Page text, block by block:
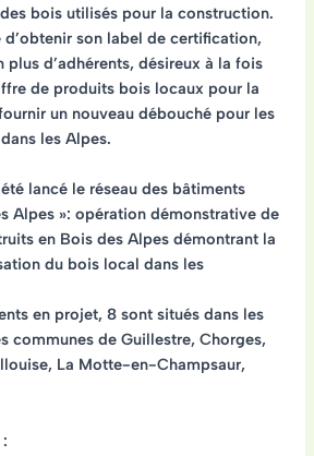
bois utilisés pour la construction.
son label de certification,
plus d’adhérents, désireux à la fois
de produits bois locaux pour la
un nouveau débouché pour les
les Alpes.
lancé le réseau des bâtiments
Alpes »: opération démonstrative de
en Bois des Alpes démontrant la
du bois local dans les
en projet, 8 sont situés dans les
communes de Guillestre, Chorges,
La Motte-en-Champsaur,